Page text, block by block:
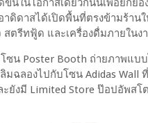
นในโอกาสเดียวกันนี้เพื่อยกย่อ
อาดิดาสได้เปิดพื้นที่ตรงข้ามร้า
สตรีทฟู้ด และเครื่องดื่มภายในง
ซน Poster Booth ถ่ายภาพแบ
มฉลองไปกับโซน Adidas Wall
ยังมี Limited Store ป๊อปอัพส